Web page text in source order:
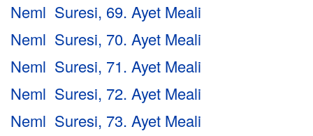
Neml Suresi, 69. Ayet Meali
Neml Suresi, 70. Ayet Meali
Neml Suresi, 71. Ayet Meali
Neml Suresi, 72. Ayet Meali
Neml Suresi, 73. Ayet Meali